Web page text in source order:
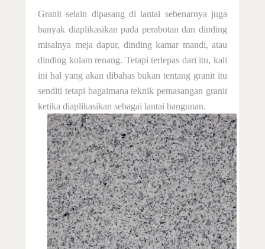
Granit selain dipasang di lantai sebenarnya juga
banyak diaplikasikan pada perabotan dan dinding
misalnya meja dapur, dinding kamar mandi, atau
dinding kolam renang. Tetapi terlepas dari itu, kali
ini hal yang akan dibahas bukan tentang granit itu
senditi tetapi bagaimana teknik pemasangan granit
ketika diaplikasikan sebagai lantai bangunan.